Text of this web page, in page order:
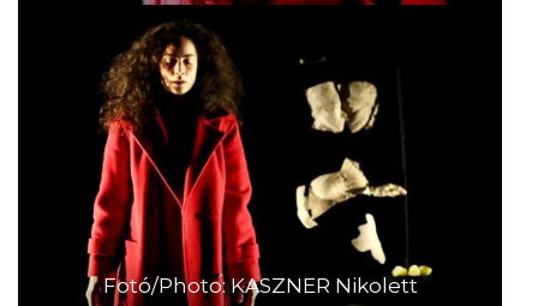
Fotó/Photo: KASZNER Nikolett